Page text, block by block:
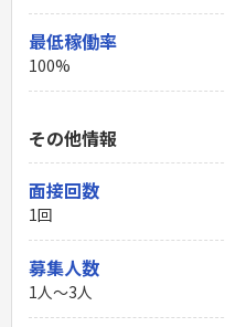
最低稼働率
100%
その他情報
面接回数
1回
募集人数
1人～3人